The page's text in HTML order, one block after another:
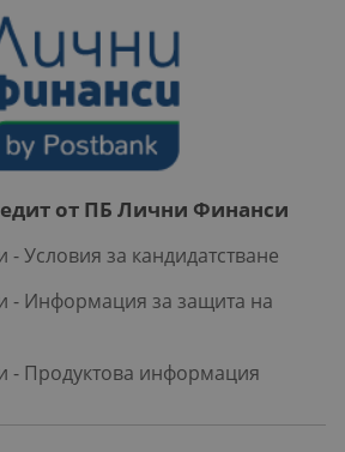
от ПБ Лични Финанси
Условия за кандидатстване
- Информация за защита на
Продуктова информация